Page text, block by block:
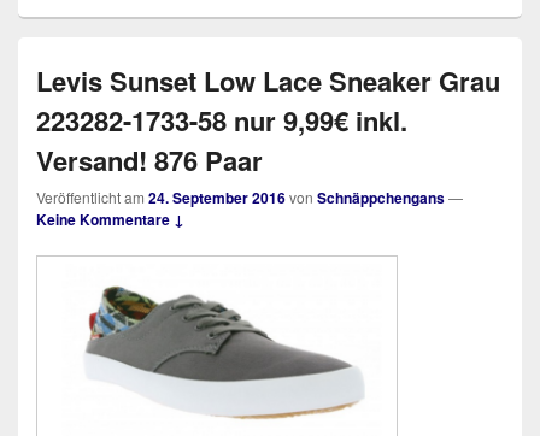
Levis Sunset Low Lace Sneaker Grau
223282-1733-58 nur 9,99€ inkl.
Versand! 876 Paar
Veröffentlicht am 24. September 2016von Schnäppchengans—
Keine Kommentare ↓